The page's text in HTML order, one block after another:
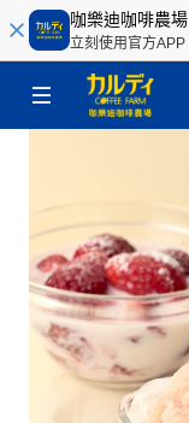
咖樂迪咖啡農場
立刻使用官方APP